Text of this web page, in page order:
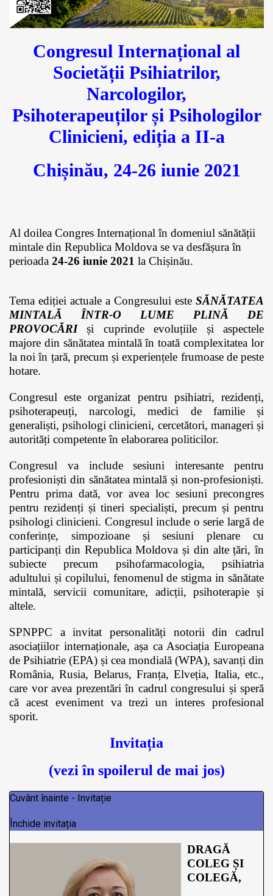
Congresul Internațional al
Societății Psihiatrilor,
Narcologilor,
Psihoterapeuților și Psihologilor
Clinicieni, ediția a II-a
Chișinău, 24-26 iunie 2021
Al doilea Congres Internațional în domeniul sănătății
mintale din Republica Moldova se va desfășura în
perioada 24-26 iunie 2021 la Chișinău.
Tema ediției actuale a Congresului este SĂNĂTATEA
MINTALĂ ÎNTR-O LUME PLINĂ DE
PROVOCĂRI
și cuprinde evoluțiile și aspectele
majore din sănătatea mintală în toată complexitatea lor
la noi în țară, precum și experiențele frumoase de peste
hotare.
Congresul este organizat pentru psihiatri, rezidenți,
psihoterapeuți, narcologi, medici de familie și
generaliști, psihologi clinicieni, cercetători, manageri și
autorități competente în elaborarea politicilor.
Congresul va include sesiuni interesante pentru
profesioniști din sănătatea mintală și non-profesioniști.
Pentru prima dată, vor avea loc sesiuni precongres
pentru rezidenți și tineri specialiști, precum și pentru
psihologi clinicieni. Congresul include o serie largă de
conferințe, simpozioane și sesiuni plenare cu
participanți din Republica Moldova și din alte țări, în
subiecte precum psihofarmacologia, psihiatria
adultului și copilului, fenomenul de stigma in sănătate
mintală, servicii comunitare, adicții, psihoterapie și
altele.
SPNPPC a invitat personalități notorii din cadrul
asociațiilor internaționale, așa ca Asociația Europeana
de Psihiatrie (EPA) și cea mondială (WPA), savanți din
România, Rusia, Belarus, Franța, Elveția, Italia, etc.,
care vor avea prezentări în cadrul congresului și speră
că acest eveniment va trezi un interes profesional
sporit.
Invitația
(vezi în spoilerul de mai jos)
Cuvânt înainte - Invitație
Închide invitația
DRAGĂ
COLEG ȘI
COLEGĂ,